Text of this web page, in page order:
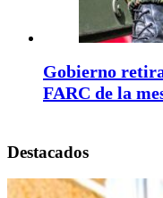
Gobierno
FARC de la
Destacados